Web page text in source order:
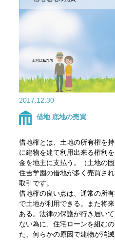
コラム
2017.12.30
借地 底地の売買
借地権とは、土地の所有権を
に建物を建て利用出来る権利
金を地主に支払う。（土地の
住吉学園の借地が多く売買さ
取引です。
借地権の良い点は、通常の所
で土地が利用できる。また将
ある。法律の保護が行き届い
ない為に、住宅ローンを組む
た、何らかの原因で建物が消